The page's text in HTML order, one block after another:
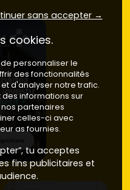
sans accepter →
cookies.
personnaliser le
des fonctionnalités
d'analyser notre trafic.
informations sur
partenaires
celles-ci avec
as fournies.
tu acceptes
fins publicitaires et